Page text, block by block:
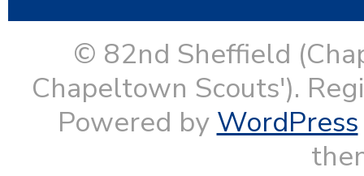
© 82nd Sheffield
Chapeltown Scouts').
Powered by WordPress